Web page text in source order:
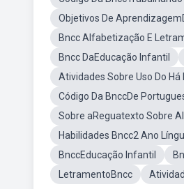
Objetivos De
Bncc Alfabetização E
Bncc DaEducação Infantil
Atividades Sobre Uso Do
Código Da BnccDe
Sobre aReguatexto Sobre
Habilidades Bncc2 Ano
BnccEducação Infantil
LetramentoBncc